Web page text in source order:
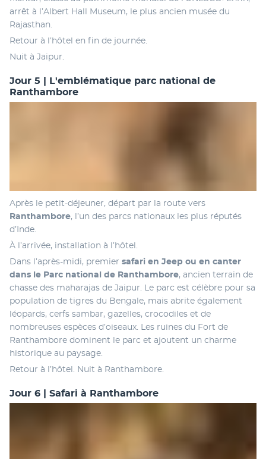
arrêt à l’Albert Hall Museum, le plus ancien musée du
Rajasthan.
Retour à l’hôtel en fin de journée.
Nuit à Jaipur.
Jour 5 | L'emblématique parc national de
Ranthambore
Après le petit-déjeuner, départ par la route vers
Ranthambore, l’un des parcs nationaux les plus réputés
d’Inde.
À l’arrivée, installation à l’hôtel.
Dans l’après-midi, premier safari en Jeep ou en canter
dans le Parc national de Ranthambore, ancien terrain de
chasse des maharajas de Jaipur. Le parc est célèbre pour sa
population de tigres du Bengale, mais abrite également
léopards, cerfs sambar, gazelles, crocodiles et de
nombreuses espèces d’oiseaux. Les ruines du Fort de
Ranthambore dominent le parc et ajoutent un charme
historique au paysage.
Retour à l’hôtel. Nuit à Ranthambore.
Jour 6 | Safari à Ranthambore